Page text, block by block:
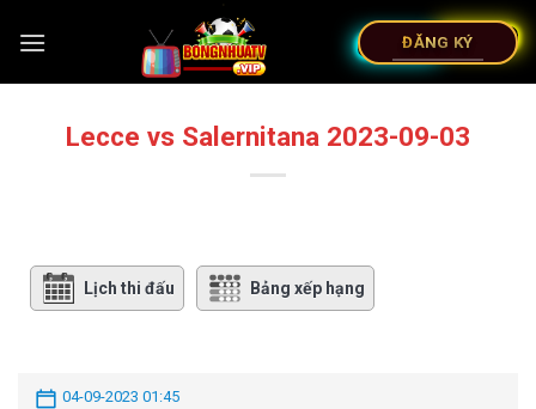
ĐĂNG KÝ
Lecce vs Salernitana 2023-09-03
Lịch thi đấu Bảng xếp hạng
04-09-2023 01:45